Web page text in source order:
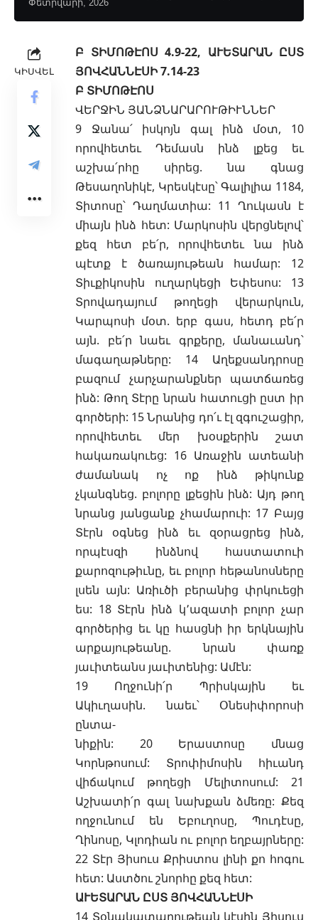
Փետրվարի, 2026
ԿԻՍՎԵԼ
Բ ՏԻՄՈԹԷՈՍ 4.9-22, ԱՒԵՏԱՐԱՆ ԸՍՏ
ՅՈՎՀԱՆՆԷՍԻ 7.14-23
Բ ՏԻՄՈԹԷՈՍ
ՎԵՐՋԻՆ ՅԱՆՁՆԱՐԱՐՈՒԹԻՒՆՆԵՐ
9 Ջանա՛ իսկոյն գալ ինձ մօտ, 10
որովհետեւ Դեմասն ինձ լքեց եւ
աշխա՛րհը սիրեց. նա գնաց
Թեսաղոնիկէ, Կրեսկէսը՝ Գալիլիա 1184,
Տիտոսը՝ Դաղմատիա: 11 Ղուկասն է
միայն ինձ հետ: Մարկոսին վերցնելով՝
քեզ հետ բե՛ր, որովհետեւ նա ինձ
պէտք է ծառայութեան համար: 12
Տիւքիկոսին ուղարկեցի Եփեսոս: 13
Տրովադայում թողեցի վերարկուն,
Կարպոսի մօտ. երբ գաս, հետդ բե՛ր
այն. բե՛ր նաեւ գրքերը, մանաւանդ՝
մագաղաթները: 14 Աղեքսանդրոսը
բազում չարչարանքներ պատճառեց
ինձ: Թող Տէրը նրան հատուցի ըստ իր
գործերի: 15 Նրանից դո՛ւ էլ զգուշացիր,
որովհետեւ մեր խօսքերին շատ
հակառակուեց: 16 Առաջին ատեանի
ժամանակ ոչ ոք ինձ թիկունք
չկանգնեց. բոլորը լքեցին ինձ: Այդ թող
նրանց յանցանք չհամարուի: 17 Բայց
Տէրն օգնեց ինձ եւ զօրացրեց ինձ,
որպէսզի ինձնով հաստատուի
քարոզութիւնը, եւ բոլոր հեթանոսները
լսեն այն: Առիւծի բերանից փրկուեցի
ես: 18 Տէրն ինձ կ՚ազատի բոլոր չար
գործերից եւ կը հասցնի իր երկնային
արքայութեանը. նրան փառք
յաւիտեանս յաւիտենից: Ամէն:
19 Ողջունի՛ր Պրիսկային եւ
Ակիւղասին. նաեւ՝ Օնեսիփորոսի
ընտա-
նիքին: 20 Երաստոսը մնաց
Կորնթոսում: Տրոփիմոսին հիւանդ
վիճակում թողեցի Մելիտոսում: 21
Աշխատի՛ր գալ նախքան ձմեռը: Քեզ
ողջունում են Եբուղոսը, Պուդէսը,
Ղինոսը, Կլոդիան ու բոլոր եղբայրները:
22 Տէր Յիսուս Քրիստոս լինի քո հոգու
հետ: Աստծու շնորհը քեզ հետ:
ԱՒԵՏԱՐԱՆ ԸՍՏ ՅՈՎՀԱՆՆԷՍԻ
14 Տօնակատարութեան կէսին Յիսուս